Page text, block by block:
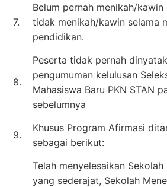
7.
Belum pernah menikah/
tidak menikah/kawin selama
pendidikan.
8.
Peserta tidak pernah
pengumuman kelulusan
Mahasiswa Baru PKN STAN
sebelumnya
9.
Khusus Program Afirmasi
sebagai berikut:
Telah menyelesaikan
yang sederajat, Sekolah